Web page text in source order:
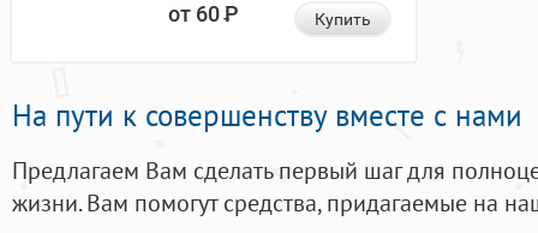
от 60Р Купить
На пути к совершенству вместе с нами
Предлагаем Вам сделать первый шаг для
жизни. Вам помогут средства, придагаемые на